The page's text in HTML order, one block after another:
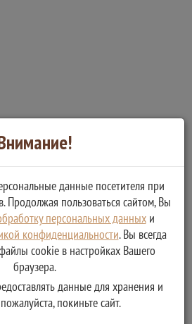
данные посетителя при
пользоваться сайтом, Вы
персональных данныхи
конфиденциальности. Вы всегда
cookie в настройках Вашего
браузера.
данные для хранения и
покиньте сайт.